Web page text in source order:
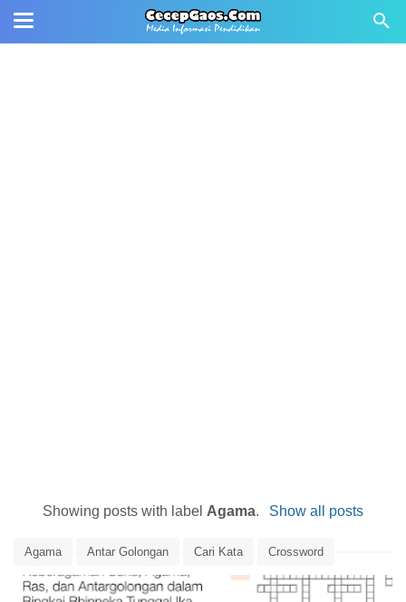
Showing posts with label Agama. Show all posts
Agama Antar Golongan Cari Kata Crossword
Evaluasi Latihan Soal PPKn Ras SARA Suku